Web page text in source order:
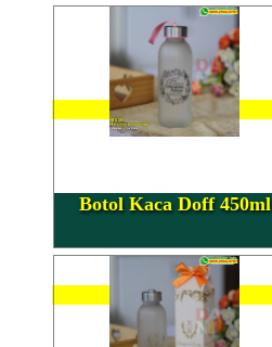
Botol Kaca Doff 450ml